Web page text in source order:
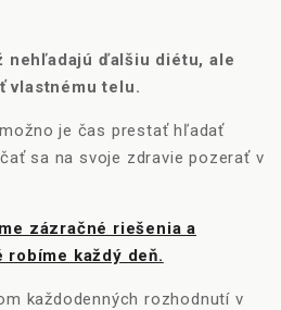
ďalšiu diétu, ale
vlastnému telu.
je čas prestať hľadať
sa na svoje zdravie pozerať v
zázračné riešenia a
každý deň.
každodenných rozhodnutí v